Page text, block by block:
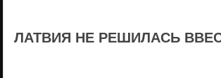
ЛАТВИЯ НЕ РЕШИЛАСЬ